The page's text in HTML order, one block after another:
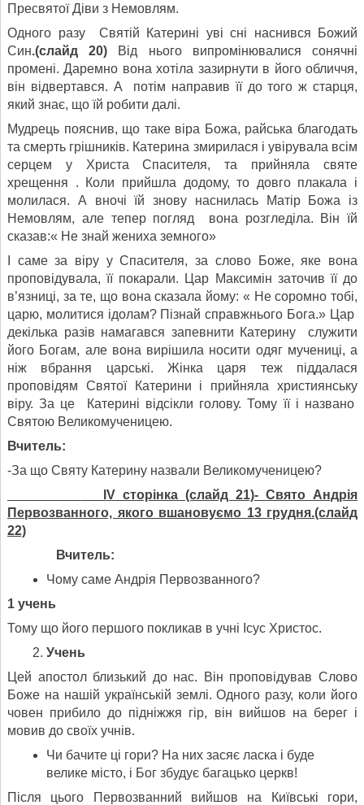
Пресвятої Діви з Немовлям.
Одного разу Святій Катерині уві сні наснився Божий
Син.(слайд 20) Від нього випромінювалися сонячні
промені. Даремно вона хотіла зазирнути в його обличчя,
він відвертався. А потім направив її до того ж старця,
який знає, що їй робити далі.
Мудрець пояснив, що таке віра Божа, райська благодать
та смерть грішників. Катерина змирилася і увірувала всім
серцем у Христа Спасителя, та прийняла святе
хрещення . Коли прийшла додому, то довго плакала і
молилася. А вночі їй знову наснилась Матір Божа із
Немовлям, але тепер погляд вона розгледіла. Він їй
сказав:« Не знай жениха земного»
І саме за віру у Спасителя, за слово Боже, яке вона
проповідувала, її покарали. Цар Максимін заточив її до
в’язниці, за те, що вона сказала йому: « Не соромно тобі,
царю, молитися ідолам? Пізнай справжнього Бога.» Цар
декілька разів намагався запевнити Катерину служити
його Богам, але вона вирішила носити одяг мучениці, а
ніж вбрання царські. Жінка царя теж піддалася
проповідям Святої Катерини і прийняла християнську
віру. За це Катерині відсікли голову. Тому її і названо
Святою Великомученицею.
Вчитель:
-За що Святу Катерину назвали Великомученицею?
Vсторінка (слайд 21)- Свято Андрія
Первозванного, якого вшановуємо 13 грудня.(слайд
22)
Вчитель:
Чому саме Андрія Первозванного?
1 учень
Тому що його першого покликав в учні Ісус Христос.
Учень
Цей апостол близький до нас. Він проповідував Слово
Боже на нашій українській землі. Одного разу, коли його
човен прибило до підніжжя гір, він вийшов на берег і
мовив до своїх учнів.
Чи бачите ці гори? На них засяє ласка і буде
велике місто, і Бог збудує багацько церкв!
Після цього Первозванний вийшов на Київські гори,